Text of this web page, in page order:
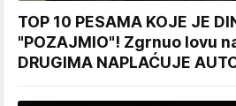
TOP 10 PESAMA KOJE JE
"POZAJMIO"! Zgrnuo lovu
DRUGIMA NAPLAĆUJE